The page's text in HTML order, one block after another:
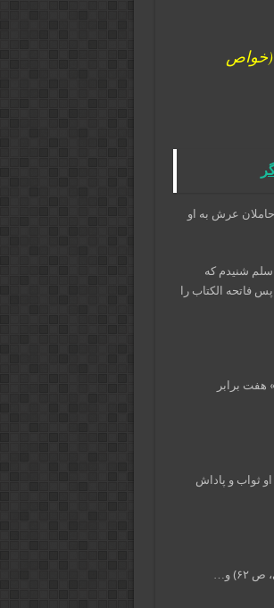
(خواص
عرش به او
سلم شنیدم که
فاتحه الکتاب را
هفت برابر
ثواب و پاداش
و…